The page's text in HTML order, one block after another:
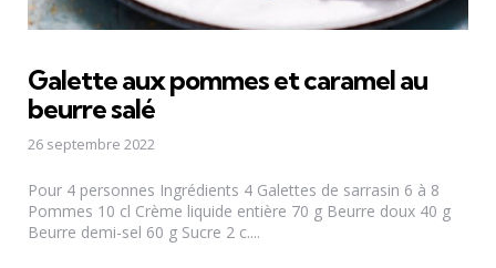
Galette aux pommes et caramel au
beurre salé
26 septembre 2022
Pour 4 personnes Ingrédients 4 Galettes de sarrasin 6 à 8
Pommes 10 cl Crème liquide entière 70 g Beurre doux 40 g
Beurre demi-sel 60 g Sucre 2 c....